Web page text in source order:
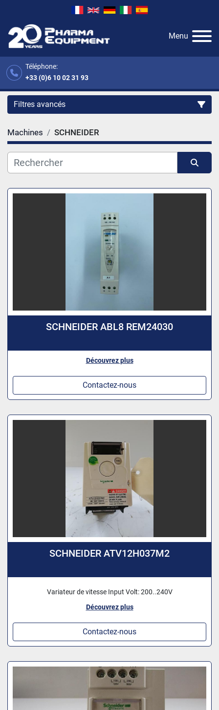
Téléphone:
+33 (0)6 10 02 31 93
Menu
Filtres avancés
Catégorie
Fabricant
Machines SCHNEIDER
SCHNEIDER ABL8 REM24030
Découvrez plus
Contactez-nous
SCHNEIDER ATV12H037M2
Variateur de vitesse Input Volt: 200..240V
Découvrez plus
Contactez-nous